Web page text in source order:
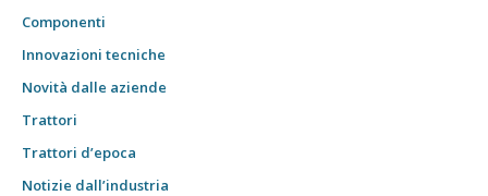
Componenti
Innovazioni tecniche
Novità dalle aziende
Trattori
Trattori d’epoca
Notizie dall’industria